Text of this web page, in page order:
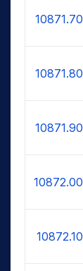
10871.70
10871.80
10871.90
10872.00
10872.10